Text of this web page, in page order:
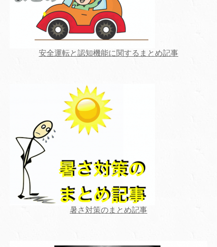
安全運転と認知機能に関するまとめ記事
暑さ対策のまとめ記事